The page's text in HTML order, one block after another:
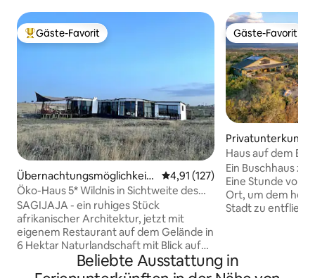
Beliebter Gäste-Favorit.
Gäste-Favorit
Übernachtungsmöglichkeit i
n Nairobi
Durchschnittliche Bewertung:
4,91 (127)
Öko-Haus 5* Wildnis in Sichtweite des
Flughafens
SAGIJAJA - ein ruhiges Stück
afrikanischer Architektur, jetzt mit
eigenem Restaurant auf dem Gelände in
6 Hektar Naturlandschaft mit Blick auf
den Nairobi National Park in Sichtweite
des internationalen Flughafens Jomo
Gäste-Favorit
Gäste-Favorit
Privatunterkunft
Haus auf dem
Ein Buschhaus
Eine Stunde von
Ort, um dem
Stadt zu
ruhige
kannst. Infos: 2 Schlafzimmer im
Beliebte Ausstattung in